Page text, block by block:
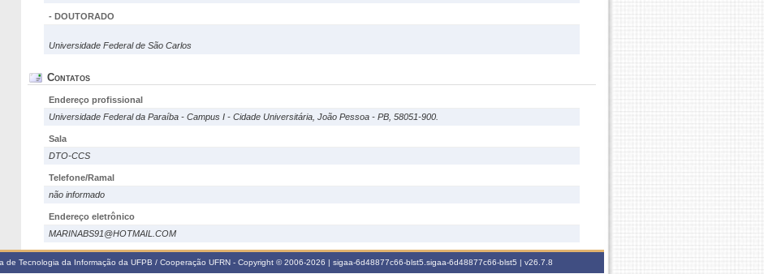
- DOUTORADO
Universidade Federal de São Carlos
Contatos
Endereço profissional
Universidade Federal da Paraíba - Campus I - Cidade Universitária, João Pessoa - PB, 58051-900.
Sala
DTO-CCS
Telefone/Ramal
não informado
Endereço eletrônico
MARINABS91@HOTMAIL.COM
de Tecnologia da Informação da UFPB / Cooperação UFRN - Copyright © 2006-2026 | sigaa-6d48877c66-blst5.sigaa-6d48877c66-blst5 | v26.7.8